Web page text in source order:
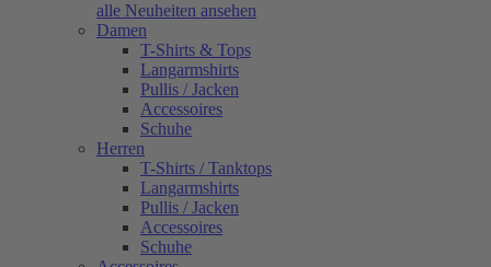
alle Neuheiten ansehen
Damen
T-Shirts & Tops
Langarmshirts
Pullis / Jacken
Accessoires
Schuhe
Herren
T-Shirts / Tanktops
Langarmshirts
Pullis / Jacken
Accessoires
Schuhe